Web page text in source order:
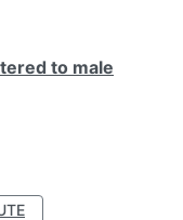
to male